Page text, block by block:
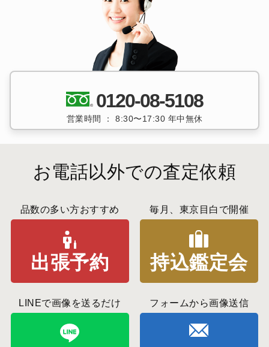
0120-08-5108
営業時間 ： 8:30〜17:30 年中無休
お電話以外での査定依頼
品数の多い方おすすめ
出張予約
毎月、東京目白で開催
持込鑑定会
LINEで画像を送るだけ フォームから画像送信